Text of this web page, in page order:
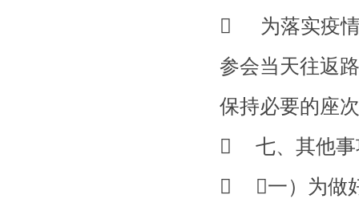
 为落实疫情
参会当天往返
保持必要的座
 七、其他事
 （一）为做